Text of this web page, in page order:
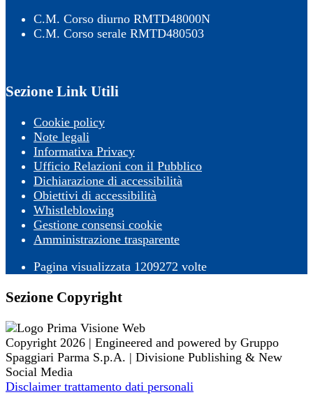
C.M. Corso diurno RMTD48000N
C.M. Corso serale RMTD480503
Sezione Link Utili
Cookie policy
Note legali
Informativa Privacy
Ufficio Relazioni con il Pubblico
Dichiarazione di accessibilità
Obiettivi di accessibilità
Whistleblowing
Gestione consensi cookie
Amministrazione trasparente
Pagina visualizzata 1209272 volte
Sezione Copyright
Copyright 2026 | Engineered and powered by Gruppo
Spaggiari Parma S.p.A. | Divisione Publishing & New
Social Media
Disclaimer trattamento dati personali